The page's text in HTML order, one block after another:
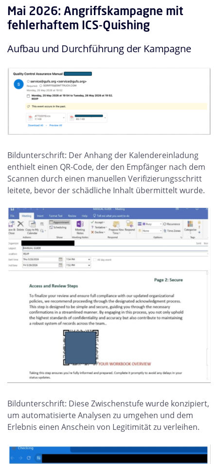
Mai 2026: Angriffskampagne mit
fehlerhaftem ICS-Quishing
Aufbau und Durchführung der Kampagne
Bildunterschrift: Der Anhang der Kalendereinladung
enthielt einen QR-Code, der den Empfänger nach dem
Scannen durch einen manuellen Verifizierungsschritt
leitete, bevor der schädliche Inhalt übermittelt wurde.
Bildunterschrift: Diese Zwischenstufe wurde konzipiert,
um automatisierte Analysen zu umgehen und dem
Erlebnis einen Anschein von Legitimität zu verleihen.